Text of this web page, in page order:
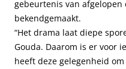
gebeurtenis van
bekendgemaakt.
“Het drama laat diepe
Gouda. Daarom is er voor
heeft deze gelegenheid